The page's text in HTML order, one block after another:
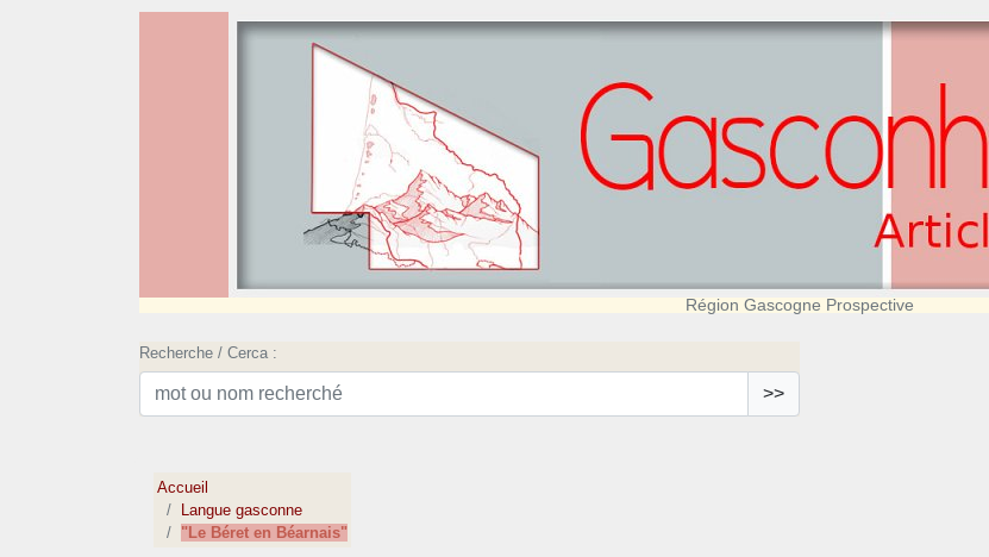
Région Gascogne Prospective
Recherche / Cerca :
>>
Accueil
Langue gasconne
"Le Béret en Béarnais"